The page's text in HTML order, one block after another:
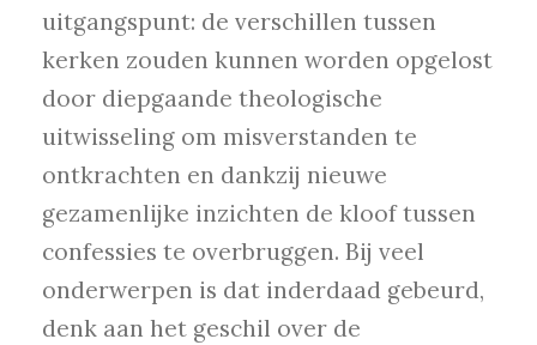
uitgangspunt: de verschillen tussen
kerken zouden kunnen worden opgelost
door diepgaande theologische
uitwisseling om misverstanden te
ontkrachten en dankzij nieuwe
gezamenlijke inzichten de kloof tussen
confessies te overbruggen. Bij veel
onderwerpen is dat inderdaad gebeurd,
denk aan het geschil over de